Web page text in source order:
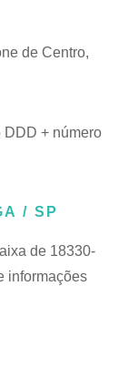
de Centro,
DDD + número
/ SP
de 18330-
informações